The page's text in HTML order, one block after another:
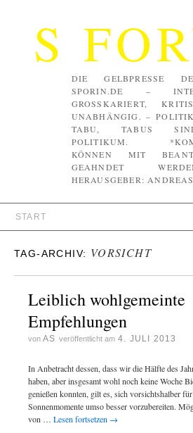
S
DIE GELBPRESSE
SPORIN.DE –
GROSSKARIERT,
NABHÄNGIG. – POLITIK
ABU, TABUS
OLITIKUM.
ÖNNEN MIT
EAHNDET
ERAUSGEBER: ANDREAS
START
TAG-ARCHIV: VORSICHT
Leiblich wohlgemeinte
Empfehlungen
von AS veröffentlicht am 4. JULI 2013
In Anbetracht dessen, dass wir die Hälfte des
haben, aber insgesamt wohl noch keine Woche
genießen konnten, gilt es, sich vorsichtshalber
Sonnenmomente umso besser vorzubereiten.
von … Lesen fortsetzen →